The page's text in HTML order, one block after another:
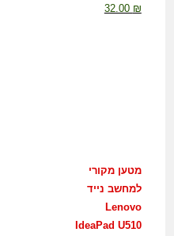
32.00 ₪
מטען מקורי
למחשב נייד
Lenovo
IdeaPad U510